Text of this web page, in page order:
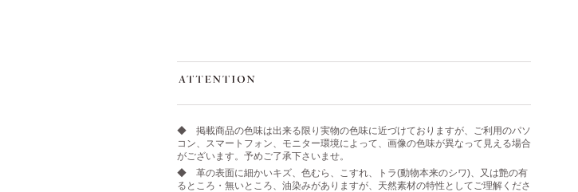
◆ 掲載商品の色味は出来る限り実物の色味に近づけておりますが、ご利用のパソ
コン、スマートフォン、モニター環境によって、画像の色味が異なって見える場合
がございます。予めご了承下さいませ。
◆ 革の表面に細かいキズ、色むら、こすれ、トラ(動物本来のシワ)、又は艶の有
るところ・無いところ、油染みがありますが、天然素材の特性としてご理解くださ